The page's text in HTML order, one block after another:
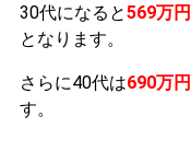
30代になると569万円
となります。
さらに40代は690万円
す。